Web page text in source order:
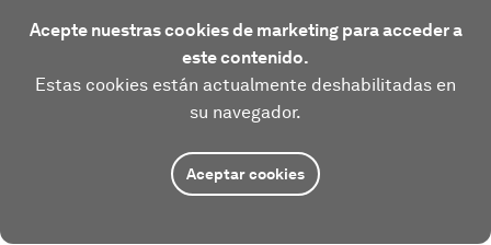
Acepte nuestras cookies de marketing para acceder a
este contenido.
Estas cookies están actualmente deshabilitadas en
su navegador.
Aceptar cookies